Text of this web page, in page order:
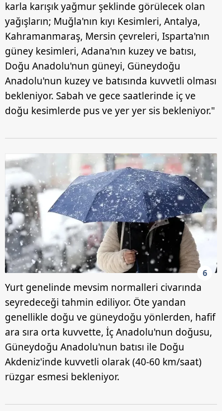
karla karışık yağmur şeklinde görülecek olan
yağışların; Muğla'nın kıyı Kesimleri, Antalya,
Kahramanmaraş, Mersin çevreleri, Isparta'nın
güney kesimleri, Adana'nın kuzey ve batısı,
Doğu Anadolu'nun güneyi, Güneydoğu
Anadolu'nun kuzey ve batısında kuvvetli olması
bekleniyor. Sabah ve gece saatlerinde iç ve
doğu kesimlerde pus ve yer yer sis bekleniyor."
6
Yurt genelinde mevsim normalleri civarında
seyredeceği tahmin ediliyor. Öte yandan
genellikle doğu ve güneydoğu yönlerden, hafif
ara sıra orta kuvvette, İç Anadolu'nun doğusu,
Güneydoğu Anadolu'nun batısı ile Doğu
Akdeniz'inde kuvvetli olarak (40-60 km/saat)
rüzgar esmesi bekleniyor.